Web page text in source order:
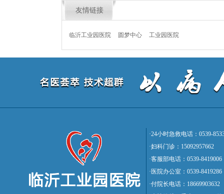
友情链接
临沂工业园医院 圆梦中心 工业园医院
·24小时急救电话：0539-
·妇科门诊：15092957662
·客服部电话：0539-8419006
·医院办公室：0539-8419286
·付院长电话：18669903632